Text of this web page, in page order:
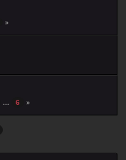
... 6